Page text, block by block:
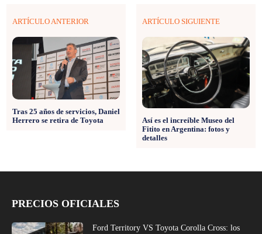
ARTÍCULO ANTERIOR
Tras 25 años de servicios, Daniel
Herrero se retira de Toyota
ARTÍCULO SIGUIENTE
Así es el increíble Museo del
Fitito en Argentina: fotos y
detalles
PRECIOS OFICIALES
Ford Territory VS Toyota Corolla Cross: los